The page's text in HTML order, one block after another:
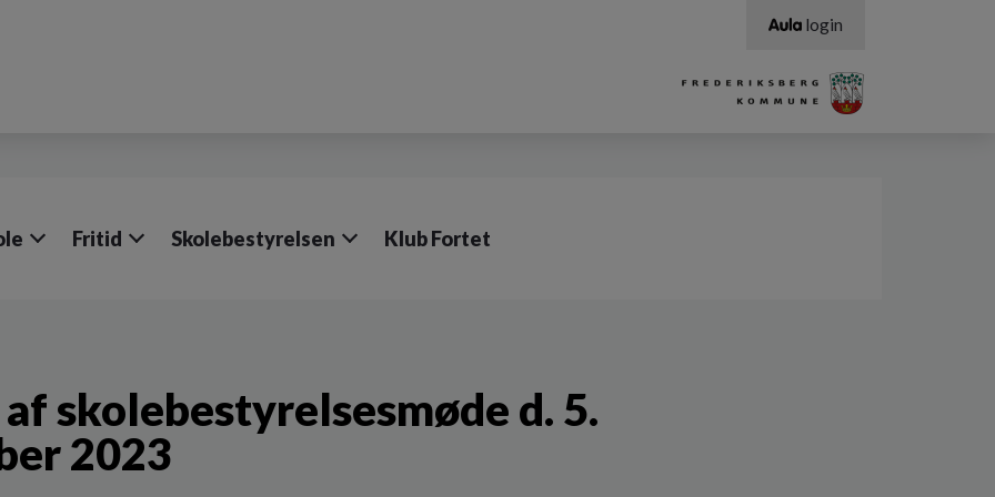
login
Fritid Skolebestyrelsen Klub Fortet
skolebestyrelsesmøde d. 5.
2023